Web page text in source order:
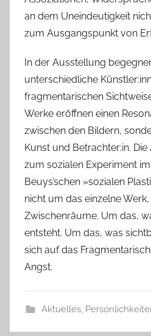
an dem Uneindeutigkeit
zum Ausgangspunkt von
In der Ausstellung
unterschiedliche
fragmentarischen
Werke eröffnen einen
zwischen den Bildern,
Kunst und Betrachter:in.
zum sozialen Experiment
Beuys’schen »sozialen
nicht um das einzelne
Zwischenräume. Um das,
entsteht. Um das, was
sich auf das
Angst.
Aktuelles,